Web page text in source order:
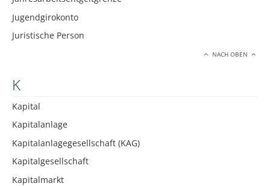
Jugendgirokonto
Juristische Person
NACH OBEN
K
Kapital
Kapitalanlage
Kapitalanlagegesellschaft (KAG)
Kapitalgesellschaft
Kapitalmarkt